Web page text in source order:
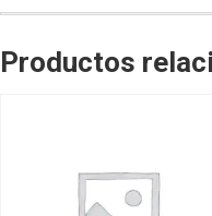
Productos